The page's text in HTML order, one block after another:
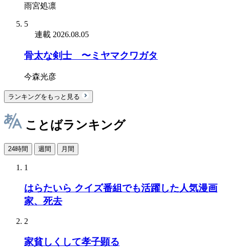
雨宮処凛
5
連載 2026.08.05
骨太な剣士 〜ミヤマクワガタ
今森光彦
ランキングをもっと見る
ことばランキング
24時間 週間 月間
1
はらたいら クイズ番組でも活躍した人気漫画
家、死去
2
家貧しくして孝子顕る